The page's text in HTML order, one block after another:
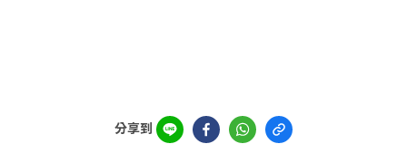
分享到